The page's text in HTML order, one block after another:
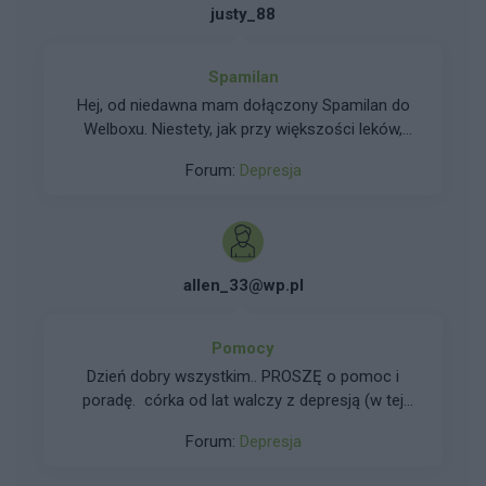
justy_88
Spamilan
Hej, od niedawna mam dołączony Spamilan do
Welboxu. Niestety, jak przy większości leków,
emocje. Czy ktoś przyjmował ten lek na noc?
by przyjmować w 2-3 dawkach . Pozdrawiam
Forum: Depresja
allen_33@wp.pl
Pomocy
Dzień dobry wszystkim.. PROSZĘ o pomoc i
poradę. córka od lat walczy z depresją (w tej
(chyba zakładanie "maski"), ale są dni w których
Forum: Depresja